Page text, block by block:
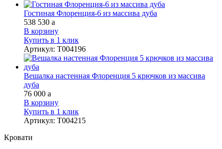
Гостиная Флоренция-6 из массива дуба
538 530 a
В корзину
Купить в 1 клик
Артикул: Т004196
Вешалка настенная Флоренция 5 крючков из массива
дуба
76 000 a
В корзину
Купить в 1 клик
Артикул: Т004215
Кровати